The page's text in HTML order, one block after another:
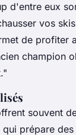
d'entre eux
vos
de profiter
champion
souvent
prépare